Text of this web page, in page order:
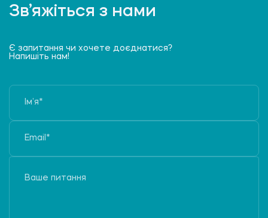
Зв’яжіться з нами
Є запитання чи хочете доєднатися?
Напишіть нам!